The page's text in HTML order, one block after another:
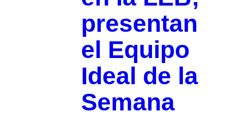
presentan
el Equipo
Ideal de la
Semana